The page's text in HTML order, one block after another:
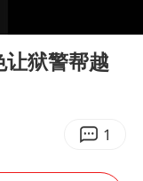
疑人被拘留
日韩股市高开跳水 SK海力士下挫转跌
狱警帮越
1